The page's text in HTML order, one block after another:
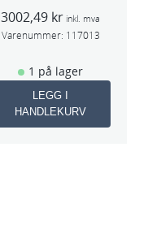
75mm
3002,49 kr inkl. mva
Varenummer: 117013
1 på lager
LEGG I
HANDLEKURV